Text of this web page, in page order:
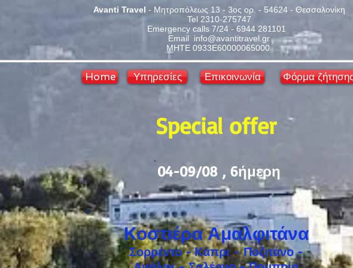
Avanti Travel - Μητροπόλεως 13 - 3ος ορ. - 54624 - Θεσσαλονίκη
Tel 2310-275747
Emergency calls 7/24 - 6944 281101
Email info@avantitravel.gr
ΜΗΤΕ 0933Ε60000065000
Home Υπηρεσίες Επικοινωνία Φόρμα
Special offer
04-09/08 , 6ήμερη
Κοστιέρα Αμαλφιτάνα
Σορρέντο - Κάπρι - Ποζιτάνο -